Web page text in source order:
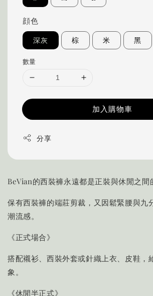
顔色
深灰 棕 米 黑
數量
加入購物車
分享
BeVian的西裝褲永遠都是正裝與休閒之間
保有西裝褲的端莊剪裁，又因鬆緊腰與九
潮流感。
《正式場合》
搭配襯衫、西裝外套或針織上衣、皮鞋，
象。
《休閒半正式》